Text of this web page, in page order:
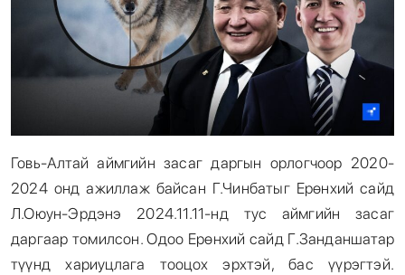
Говь-Алтай аймгийн засаг даргын орлогчоор 2020-
2024 онд ажиллаж байсан Г.Чинбатыг Ерөнхий сайд
Л.Оюун-Эрдэнэ 2024.11.11-нд тус аймгийн засаг
даргаар томилсон. Одоо Ерөнхий сайд Г.Занданшатар
түүнд хариуцлага тооцох эрхтэй, бас үүрэгтэй.